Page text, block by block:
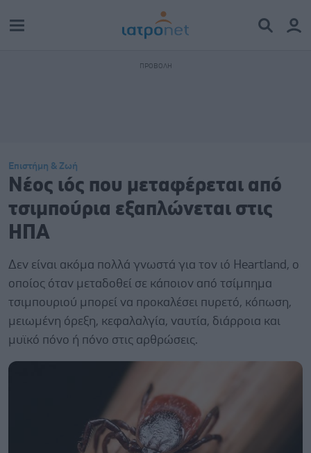
Επιστήμη & Ζωή
Νέος ιός που μεταφέρεται από
τσιμπούρια εξαπλώνεται στις
ΗΠΑ
Δεν είναι ακόμα πολλά γνωστά για τον ιό Heartland, ο
οποίος όταν μεταδοθεί σε κάποιον από τσίμπημα
τσιμπουριού μπορεί να προκαλέσει πυρετό, κόπωση,
μειωμένη όρεξη, κεφαλαλγία, ναυτία, διάρροια και
μυϊκό πόνο ή πόνο στις αρθρώσεις.